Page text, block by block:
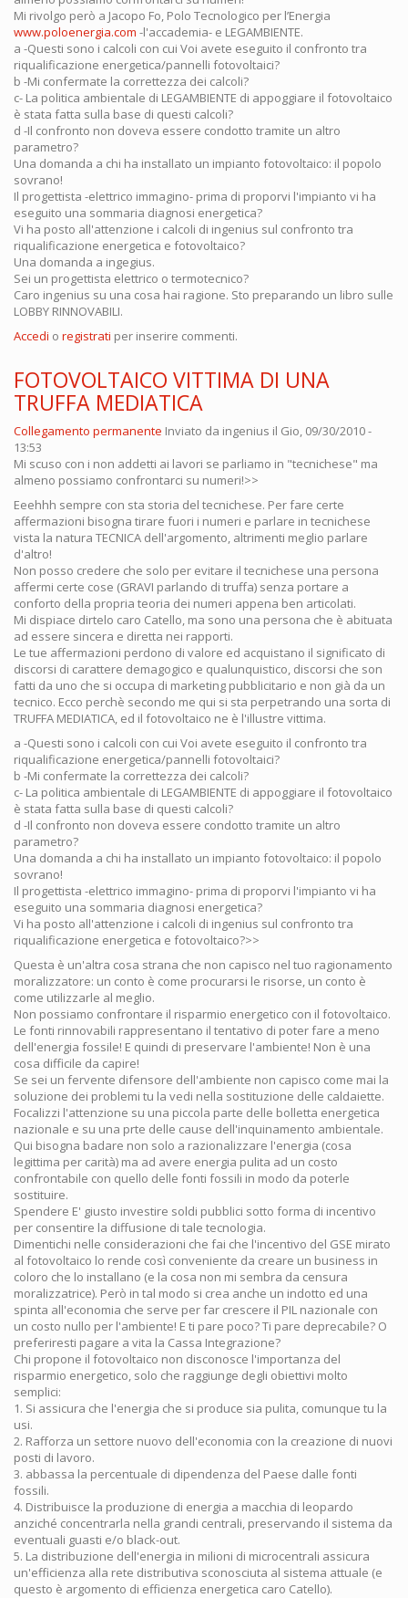
Mi rivolgo però a Jacopo Fo, Polo Tecnologico per l’Energia
www.poloenergia.com -l'accademia- e LEGAMBIENTE.
a -Questi sono i calcoli con cui Voi avete eseguito il confronto tra
riqualificazione energetica/pannelli fotovoltaici?
b -Mi confermate la correttezza dei calcoli?
c- La politica ambientale di LEGAMBIENTE di appoggiare il fotovoltaico
è stata fatta sulla base di questi calcoli?
d -Il confronto non doveva essere condotto tramite un altro
parametro?
Una domanda a chi ha installato un impianto fotovoltaico: il popolo
sovrano!
Il progettista -elettrico immagino- prima di proporvi l'impianto vi ha
eseguito una sommaria diagnosi energetica?
Vi ha posto all'attenzione i calcoli di ingenius sul confronto tra
riqualificazione energetica e fotovoltaico?
Una domanda a ingegius.
Sei un progettista elettrico o termotecnico?
Caro ingenius su una cosa hai ragione. Sto preparando un libro sulle
LOBBY RINNOVABILI.
Accedi o registrati per inserire commenti.
FOTOVOLTAICO VITTIMA DI UNA
TRUFFA MEDIATICA
Collegamento permanente Inviato da ingenius il Gio, 09/30/2010 -
13:53
Mi scuso con i non addetti ai lavori se parliamo in "tecnichese" ma
almeno possiamo confrontarci su numeri!>>
Eeehhh sempre con sta storia del tecnichese. Per fare certe
affermazioni bisogna tirare fuori i numeri e parlare in tecnichese
vista la natura TECNICA dell'argomento, altrimenti meglio parlare
d'altro!
Non posso credere che solo per evitare il tecnichese una persona
affermi certe cose (GRAVI parlando di truffa) senza portare a
conforto della propria teoria dei numeri appena ben articolati.
Mi dispiace dirtelo caro Catello, ma sono una persona che è abituata
ad essere sincera e diretta nei rapporti.
Le tue affermazioni perdono di valore ed acquistano il significato di
discorsi di carattere demagogico e qualunquistico, discorsi che son
fatti da uno che si occupa di marketing pubblicitario e non già da un
tecnico. Ecco perchè secondo me qui si sta perpetrando una sorta di
TRUFFA MEDIATICA, ed il fotovoltaico ne è l'illustre vittima.
a -Questi sono i calcoli con cui Voi avete eseguito il confronto tra
riqualificazione energetica/pannelli fotovoltaici?
b -Mi confermate la correttezza dei calcoli?
c- La politica ambientale di LEGAMBIENTE di appoggiare il fotovoltaico
è stata fatta sulla base di questi calcoli?
d -Il confronto non doveva essere condotto tramite un altro
parametro?
Una domanda a chi ha installato un impianto fotovoltaico: il popolo
sovrano!
Il progettista -elettrico immagino- prima di proporvi l'impianto vi ha
eseguito una sommaria diagnosi energetica?
Vi ha posto all'attenzione i calcoli di ingenius sul confronto tra
riqualificazione energetica e fotovoltaico?>>
Questa è un'altra cosa strana che non capisco nel tuo ragionamento
moralizzatore: un conto è come procurarsi le risorse, un conto è
come utilizzarle al meglio.
Non possiamo confrontare il risparmio energetico con il fotovoltaico.
Le fonti rinnovabili rappresentano il tentativo di poter fare a meno
dell'energia fossile! E quindi di preservare l'ambiente! Non è una
cosa difficile da capire!
Se sei un fervente difensore dell'ambiente non capisco come mai la
soluzione dei problemi tu la vedi nella sostituzione delle caldaiette.
Focalizzi l'attenzione su una piccola parte delle bolletta energetica
nazionale e su una prte delle cause dell'inquinamento ambientale.
Qui bisogna badare non solo a razionalizzare l'energia (cosa
legittima per carità) ma ad avere energia pulita ad un costo
confrontabile con quello delle fonti fossili in modo da poterle
sostituire.
Spendere E' giusto investire soldi pubblici sotto forma di incentivo
per consentire la diffusione di tale tecnologia.
Dimentichi nelle considerazioni che fai che l'incentivo del GSE mirato
al fotovoltaico lo rende così conveniente da creare un business in
coloro che lo installano (e la cosa non mi sembra da censura
moralizzatrice). Però in tal modo si crea anche un indotto ed una
spinta all'economia che serve per far crescere il PIL nazionale con
un costo nullo per l'ambiente! E ti pare poco? Ti pare deprecabile? O
preferiresti pagare a vita la Cassa Integrazione?
Chi propone il fotovoltaico non disconosce l'importanza del
risparmio energetico, solo che raggiunge degli obiettivi molto
semplici:
1. Si assicura che l'energia che si produce sia pulita, comunque tu la
usi.
2. Rafforza un settore nuovo dell'economia con la creazione di nuovi
posti di lavoro.
3. abbassa la percentuale di dipendenza del Paese dalle fonti
fossili.
4. Distribuisce la produzione di energia a macchia di leopardo
anziché concentrarla nella grandi centrali, preservando il sistema da
eventuali guasti e/o black-out.
5. La distribuzione dell'energia in milioni di microcentrali assicura
un'efficienza alla rete distributiva sconosciuta al sistema attuale (e
questo è argomento di efficienza energetica caro Catello).